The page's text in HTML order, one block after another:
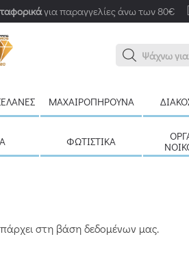
για παραγγελίες άνω των 80€
Αν
ΜΑΧΑΙΡΟΠΉΡΟΥΝΑ
ΦΩΤΙΣΤΙΚΆ
στη βάση δεδομένων μας.